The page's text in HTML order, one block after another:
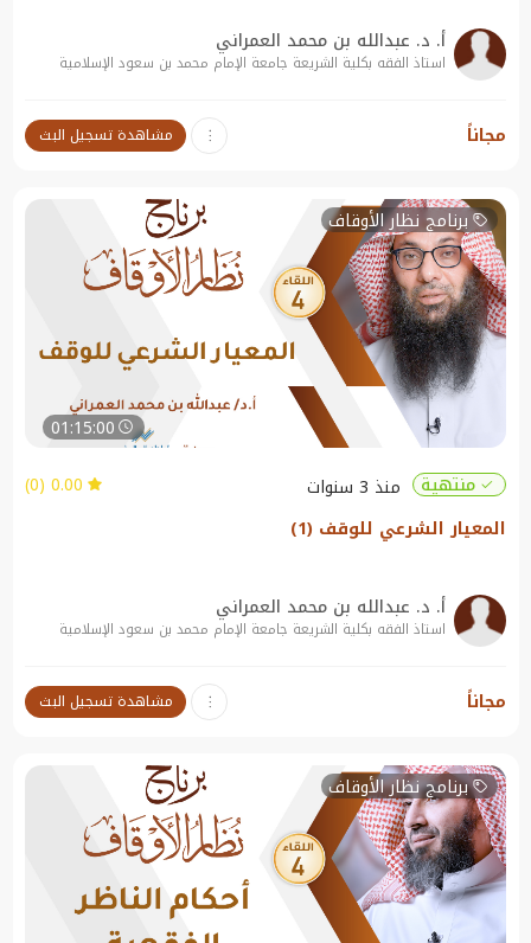
أ. د. عبدالله بن محمد العمراني
استاذ الفقه بكلية الشريعة جامعة الإمام محمد بن سعود الإسلامية
نبذة عن الندوة:
المعيار الشرعي للوقف (2)
مجاناً مشاهدة تسجيل البث
برنامج نظار الأوقاف
01:15:00
منتهية
منذ 3 سنوات
0.00 (0)
المعيار الشرعي للوقف (1)
أ. د. عبدالله بن محمد العمراني
استاذ الفقه بكلية الشريعة جامعة الإمام محمد بن سعود الإسلامية
نبذة عن الندوة:
المعيار الشرعي للوقف (1)
مجاناً مشاهدة تسجيل البث
برنامج نظار الأوقاف